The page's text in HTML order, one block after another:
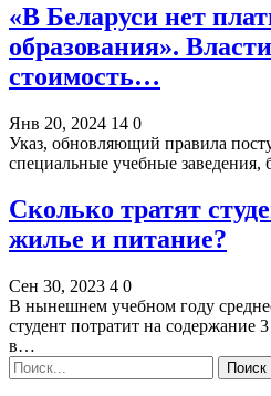
«В Беларуси нет
образования».
стоимость…
Янв 20, 2024 14 0
Указ, обновляющий правила
специальные учебные
Сколько тратят
жилье и питание?
Сен 30, 2023 4 0
В нынешнем учебном году
студент потратит на содержание
в…